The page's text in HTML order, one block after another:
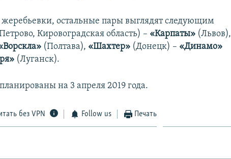
жеребьевки, остальные пары выглядят следующим
Кировоградская область) – «Карпаты» (Львов),
(Полтава), «Шахтер» (Донецк) – «Динамо»
(Луганск).
на 3 апреля 2019 года.
без VPN Follow us Печать